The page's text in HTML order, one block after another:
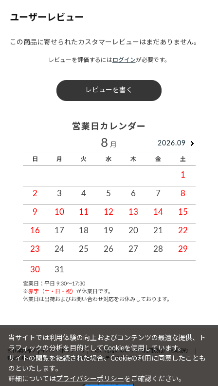
ユーザーレビュー
この商品に寄せられたカスタマーレビューはまだありません。
レビューを評価するにはログインが必要です。
レビューを書く
営業日カレンダー
8 月 2026.09
日 月 火 水 木 金 土
1
2 3 4 5 6 7 8
9 10 11 12 13 14 15
16 17 18 19 20 21 22
23 24 25 26 27 28 29
30 31
営業日：平日 9:30～17:30
※赤字（土・日・祝） が休業日です。
休業日は出荷およびお問い合わせ対応をお休みしております。
会社案内 プライバシーポリシー サイトのご利用にあたって（利用規約）会員規約
特定商取引法に基づく表記についてセキュリティについてFAQ
当サイトでは利用体験の向上およびコンテンツの最適な提供、ト
ラフィックの分析を目的としてCookieを使用しています。
サイトの閲覧を継続された場合、Cookieの利用に同意したことも
のといたします。
詳細についてはプライバシーポリシーをご確認ください。